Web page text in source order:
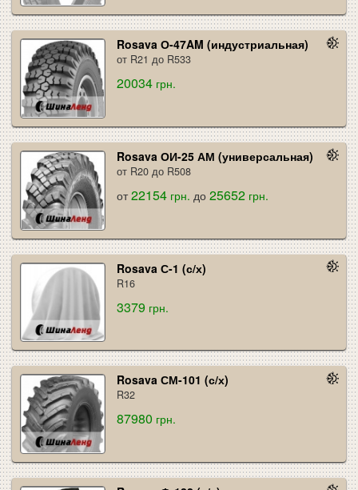
Rosava О-47AM (индустриальная)
от R21 до R533
20034 грн.
Rosava ОИ-25 АМ (универсальная)
от R20 до R508
от22154 грн. до25652 грн.
Rosava С-1 (с/х)
R16
3379 грн.
Rosava СМ-101 (с/х)
R32
87980 грн.